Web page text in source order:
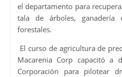
el departamento para
tala de árboles, ganadería
forestales.
El curso de agricultura de
Macarenia Corp capacitó a
Corporación para pilotear